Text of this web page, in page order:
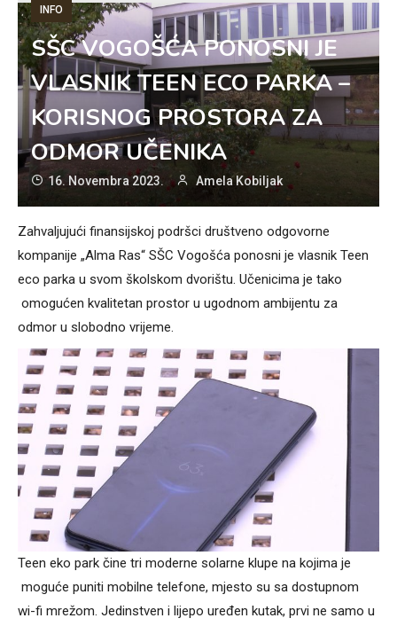
INFO
SŠC VOGOŠĆA PONOSNI JE
VLASNIK TEEN ECO PARKA –
KORISNOG PROSTORA ZA
ODMOR UČENIKA
16. Novembra 2023. Amela Kobiljak
Zahvaljujući finansijskoj podršci društveno odgovorne
kompanije „Alma Ras“ SŠC Vogošća ponosni je vlasnik Teen
eco parka u svom školskom dvorištu. Učenicima je tako
omogućen kvalitetan prostor u ugodnom ambijentu za
odmor u slobodno vrijeme.
Teen eko park čine tri moderne solarne klupe na kojima je
moguće puniti mobilne telefone, mjesto su sa dostupnom
wi-fi mrežom. Jedinstven i lijepo uređen kutak, prvi ne samo u